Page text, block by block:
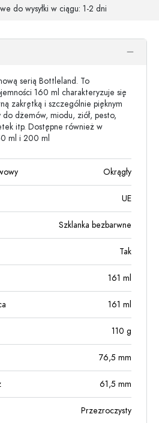
do wysyłki w ciągu: 1-2 dni
serią Bottleland. To
160 ml charakteryzuje się
zakrętką i szczególnie pięknym
do dżemów, miodu, ziół, pesto,
itp. Dostępne również w
ml i 200 ml
Okrągły
UE
Szklanka bezbarwne
Tak
161 ml
161 ml
110 g
76,5 mm
61,5 mm
Przezroczysty